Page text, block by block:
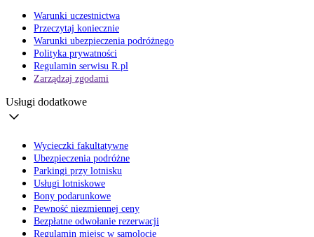
Warunki uczestnictwa
Przeczytaj koniecznie
Warunki ubezpieczenia podróżnego
Polityka prywatności
Regulamin serwisu R.pl
Zarządzaj zgodami
Usługi dodatkowe
Wycieczki fakultatywne
Ubezpieczenia podróżne
Parkingi przy lotnisku
Usługi lotniskowe
Bony podarunkowe
Pewność niezmiennej ceny
Bezpłatne odwołanie rezerwacji
Regulamin miejsc w samolocie